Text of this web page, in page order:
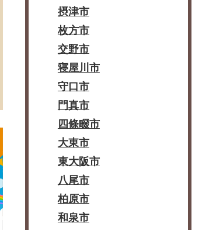
摂津市
枚方市
交野市
寝屋川市
守口市
門真市
四條畷市
大東市
東大阪市
八尾市
柏原市
和泉市